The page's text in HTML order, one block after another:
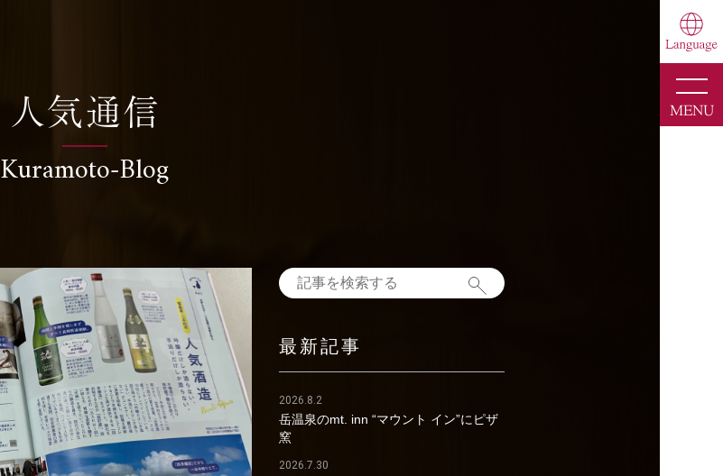
MENU
人気通信
Kuramoto-Blog
最新記事
2026.8.2
岳温泉のmt. inn “マウント イン”にピザ
窯
2026.7.30